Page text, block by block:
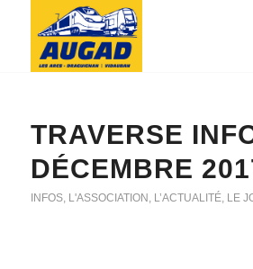
TRAVERSE
DÉCEMBRE
INFOS, L'ASSOCIATION , L’ACTUALITÉ, LE